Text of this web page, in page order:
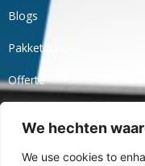
We hechten
We use cookies to
Blogs
Pakketpunt
Offerte